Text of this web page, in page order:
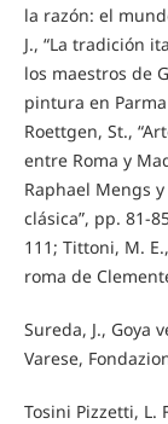
la razón: el
J., “La tradición
los maestros de
pintura en
Roettgen, St.,
entre Roma y
Raphael Mengs
clásica”, pp. 81-
111; Tittoni, M.
roma de
Sureda, J., Goya
Varese,
Tosini Pizzetti, L.